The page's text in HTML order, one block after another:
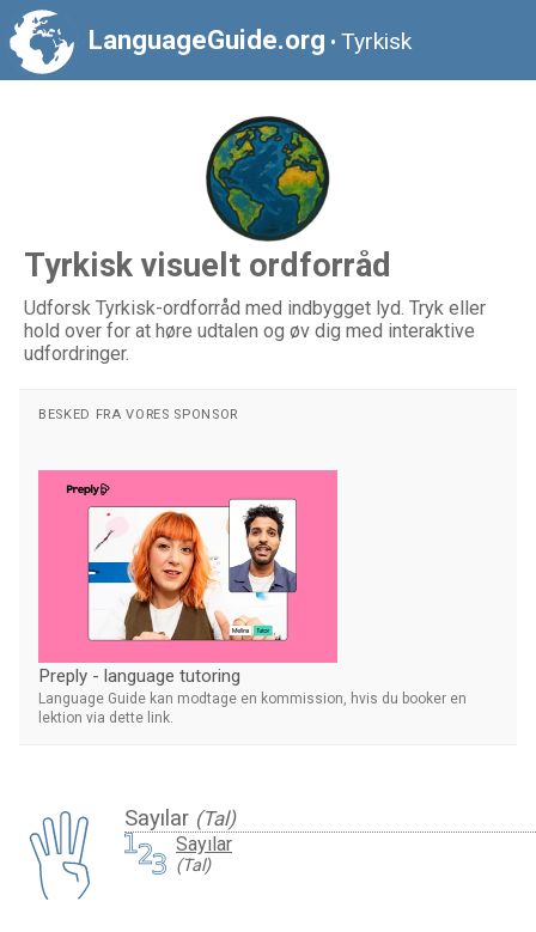
LanguageGuide.org • Tyrkisk
Tyrkisk visuelt ordforråd
Udforsk Tyrkisk-ordforråd med indbygget lyd. Tryk eller
hold over for at høre udtalen og øv dig med interaktive
udfordringer.
Sayılar (Tal)
Sayılar
(Tal)
BESKED FRA VORES SPONSOR
Preply - language tutoring
Language Guide kan modtage en kommission, hvis du booker en
lektion via dette link.